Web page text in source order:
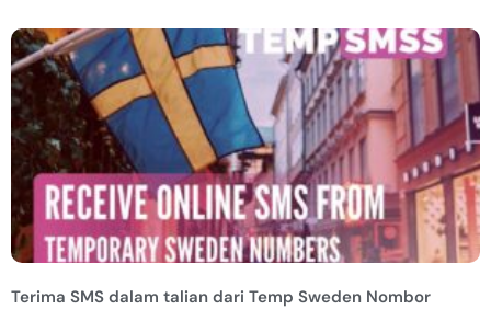
Terima SMS dalam talian dari Temp Sweden Nombor